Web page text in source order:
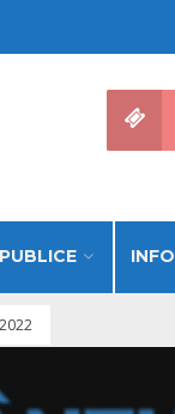
INFO